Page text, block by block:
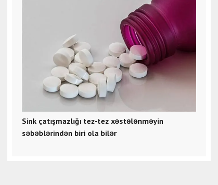
Sink çatışmazlığı tez-tez xəstələnməyin
səbəblərindən biri ola bilər